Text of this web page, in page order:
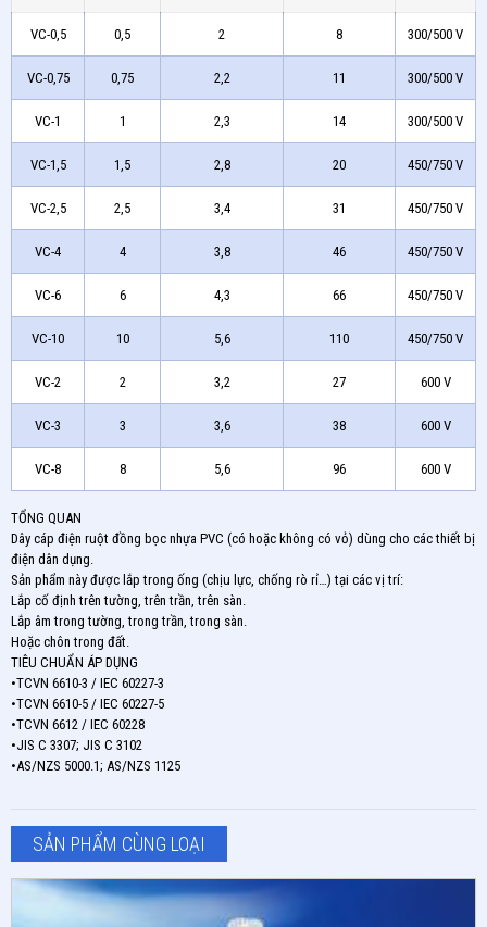
VC-0,5 0,5 2 8 300/500 V
VC-0,75 0,75 2,2 11 300/500 V
VC-1 1 2,3 14 300/500 V
VC-1,5 1,5 2,8 20 450/750 V
VC-2,5 2,5 3,4 31 450/750 V
VC-4 4 3,8 46 450/750 V
VC-6 6 4,3 66 450/750 V
VC-10 10 5,6 110 450/750 V
VC-2 2 3,2 27 600 V
VC-3 3 3,6 38 600 V
VC-8 8 5,6 96 600 V
TỔNG QUAN
Dây cáp điện ruột đồng bọc nhựa PVC (có hoặc không có vỏ) dùng cho các thiết bị
điện dân dụng.
Sản phẩm này được lắp trong ống (chịu lực, chống rò rỉ…) tại các vị trí:
Lắp cố định trên tường, trên trần, trên sàn.
Lắp âm trong tường, trong trần, trong sàn.
Hoặc chôn trong đất.
TIÊU CHUẨN ÁP DỤNG
•TCVN 6610-3 / IEC 60227-3
•TCVN 6610-5 / IEC 60227-5
•TCVN 6612 / IEC 60228
•JIS C 3307; JIS C 3102
•AS/NZS 5000.1; AS/NZS 1125
SẢN PHẨM CÙNG LOẠI